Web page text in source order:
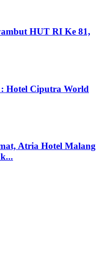
HUT RI Ke 81,
Hotel Ciputra World
Atria Hotel Malang